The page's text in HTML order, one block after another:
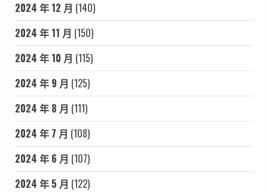
2024 年 12 月 (140)
2024 年 11 月 (150)
2024 年 10 月 (115)
2024 年 9 月 (125)
2024 年 8 月 (111)
2024 年 7 月 (108)
2024 年 6 月 (107)
2024 年 5 月 (122)